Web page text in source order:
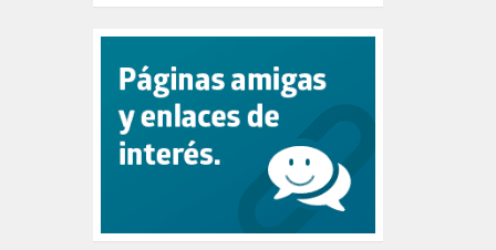
JANE GOODDALL (1)
JAZZ (1)
JÓVENES (28)
JUSTICIA (13)
LEÓN XIV (5)
LGTBI (1)